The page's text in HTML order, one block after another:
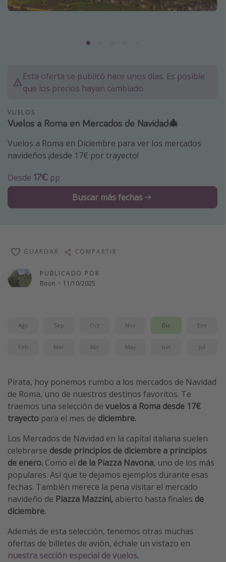
Marruecos
Maldivas
Albania
Inspiración para viajes
Camping
Glamping
Viajes en tren
Viajar sola como mujer
Ofertas para Vacaciones Activas
Viajes para singles
Escapadas románticas
Hoteles más hot de España
Parques de atracciones
Viaja con musicales
El Rey León el musical
Harry Potter en Londres y otros destinos
Eventos deportivos
Esta oferta se publicó hace unos días. Es posible
que los precios hayan cambiado.
VUELOS
Vuelos a Roma en Mercados de Navidad🎄
Vuelos a Roma en Diciembre para ver los mercados
navideños ¡desde 17€ por trayecto!
Desde 17€ pp
Buscar más fechas
PUBLICADO POR
Boon · 11/10/2025
GUARDAR COMPARTIR
Ago Sep Oct Nov Dic Ene
Feb Mar Abr May Jun Jul
Pirata, hoy ponemos rumbo a los mercados de Navidad
de Roma, uno de nuestros destinos favoritos. Te
traemos una selección de vuelos a Roma desde 17€
trayecto para el mes de diciembre.
Los Mercados de Navidad en la capital italiana suelen
celebrarse desde principios de diciembre a principios
de enero. Como el de la Piazza Navona, uno de los más
populares. Así que te dejamos ejemplos durante esas
fechas. También merece la pena visitar el mercado
navideño de Piazza Mazzini, abierto hasta finales de
diciembre.
Además de esta selección, tenemos otras muchas
ofertas de billetes de avión, échale un vistazo en
nuestra sección especial de vuelos.